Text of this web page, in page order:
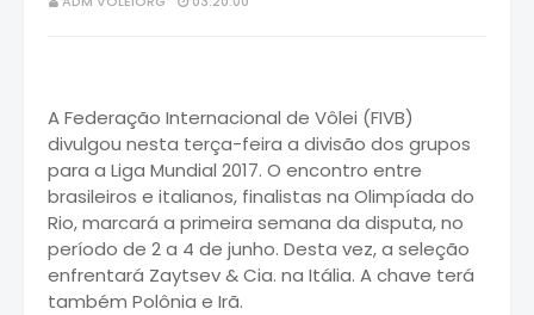
A Federação Internacional de Vôlei (FIVB)
divulgou nesta terça-feira a divisão dos grupos
para a Liga Mundial 2017. O encontro entre
brasileiros e italianos, finalistas na Olimpíada do
Rio, marcará a primeira semana da disputa, no
período de 2 a 4 de junho. Desta vez, a seleção
enfrentará Zaytsev & Cia. na Itália. A chave terá
também Polônia e Irã.